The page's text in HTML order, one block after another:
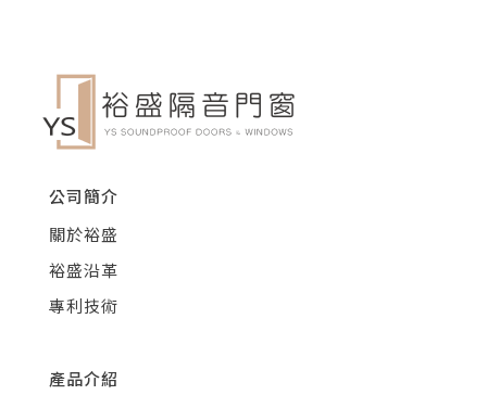
公司簡介
關於裕盛
裕盛沿革
專利技術
產品介紹